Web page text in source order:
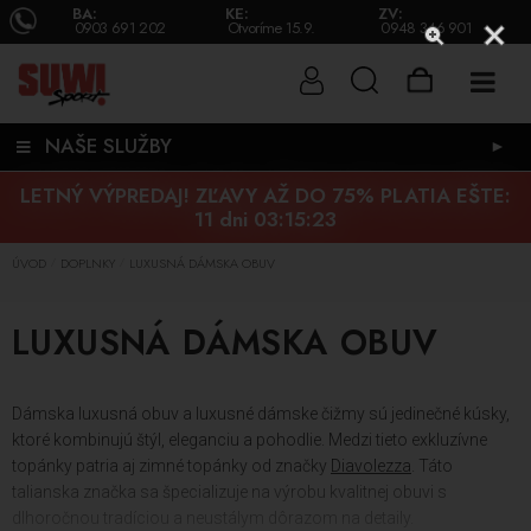
BA:
0903 691 202
KE:
Otvoríme 15.9.
ZV:
0948 346 901
NAŠE SLUŽBY ►
LETNÝ VÝPREDAJ! ZĽAVY AŽ DO 75% PLATIA EŠTE:
11 dni 03:15:22
ÚVOD DOPLNKY LUXUSNÁ DÁMSKA OBUV
LUXUSNÁ DÁMSKA OBUV
Dámska luxusná obuv a luxusné dámske čižmy sú jedinečné kúsky,
ktoré kombinujú štýl, eleganciu a pohodlie. Medzi tieto exkluzívne
topánky patria aj zimné topánky od značky Diavolezza . Táto
talianska značka sa špecializuje na výrobu kvalitnej obuvi s